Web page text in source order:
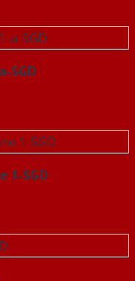
SGD
1-SGD